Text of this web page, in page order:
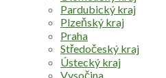
Pardubický kraj
Plzeňský kraj
Praha
Středočeský kraj
Ústecký kraj
Vysočina